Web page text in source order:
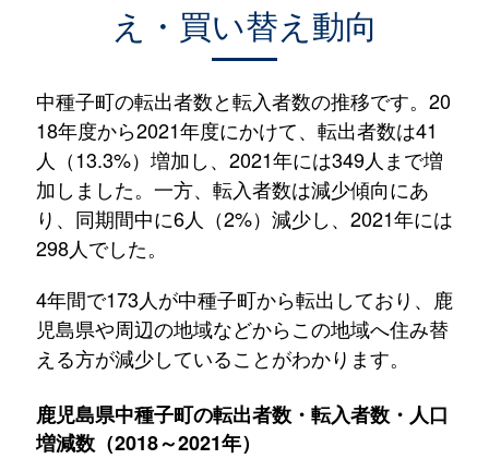
え・買い替え動向
中種子町の転出者数と転入者数の推移です。20
18年度から2021年度にかけて、転出者数は41
人（13.3%）増加し、2021年には349人まで増
加しました。一方、転入者数は減少傾向にあ
り、同期間中に6人（2%）減少し、2021年には
298人でした。
4年間で173人が中種子町から転出しており、鹿
児島県や周辺の地域などからこの地域へ住み替
える方が減少していることがわかります。
鹿児島県中種子町の転出者数・転入者数・人口
増減数（2018～2021年）